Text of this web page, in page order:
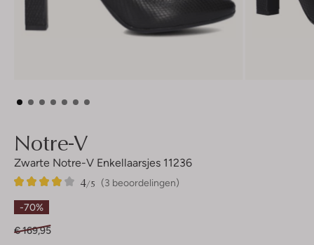
Notre-V
Zwarte Notre-V Enkellaarsjes 11236
(3 beoordelingen)
4/5
3
4
Sterren
-70%
€ 169,95